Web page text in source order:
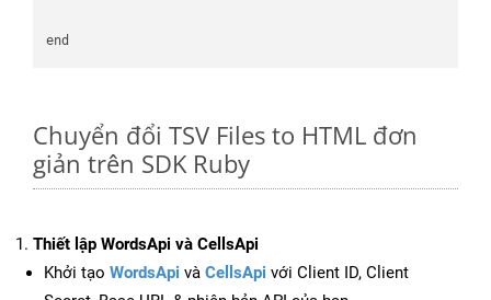
Chuyển đổi TSV Files to HTML đơn
giản trên SDK Ruby
Thiết lập WordsApi và CellsApi
Khởi tạo WordsApi và CellsApi với Client ID, Client